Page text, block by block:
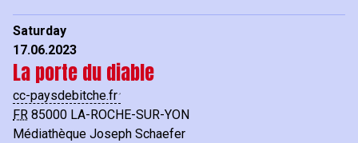
Saturday
17.06.2023
La porte du diable
cc-paysdebitche.fr
FR 85000 LA-ROCHE-SUR-YON
Médiathèque Joseph Schaefer